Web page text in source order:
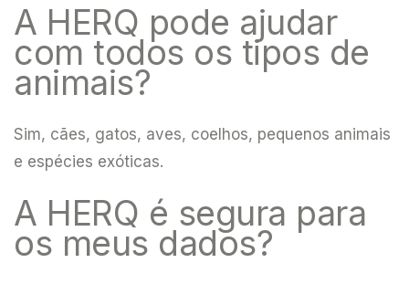
A HERQ pode ajudar
com todos os tipos de
animais?
Sim, cães, gatos, aves, coelhos, pequenos animais
e espécies exóticas.
A HERQ é segura para
os meus dados?